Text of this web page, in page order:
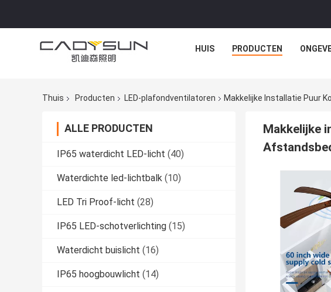
HUIS PRODUCTEN
Thuis Producten LED-plafondventilatoren Makkelijke Installatie Puur
ALLE PRODUCTEN
IP65 waterdicht LED-licht (40)
Waterdichte led-lichtbalk (10)
LED Tri Proof-licht (28)
IP65 LED-schotverlichting (15)
Waterdicht buislicht (16)
IP65 hoogbouwlicht (14)
Makkelijke